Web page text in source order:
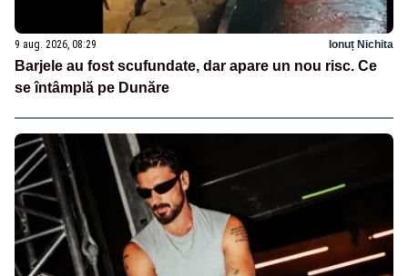
9 aug. 2026, 08:29 Ionuț Nichita
Barjele au fost scufundate, dar apare un nou risc. Ce
se întâmplă pe Dunăre